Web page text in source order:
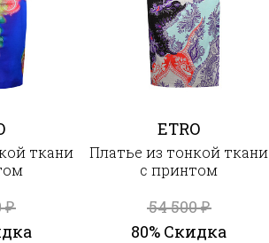
ткани
₽
ETRO
Платье из тонкой ткани
с принтом
54 500₽
80% Скидка